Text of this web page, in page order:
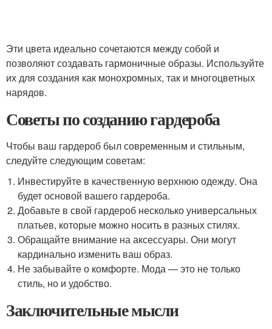
Эти цвета идеально сочетаются между собой и
позволяют создавать гармоничные образы. Используйте
их для создания как монохромных, так и многоцветных
нарядов.
Советы по созданию гардероба
Чтобы ваш гардероб был современным и стильным,
следуйте следующим советам:
Инвестируйте в качественную верхнюю одежду. Она
будет основой вашего гардероба.
Добавьте в свой гардероб несколько универсальных
платьев, которые можно носить в разных стилях.
Обращайте внимание на аксессуары. Они могут
кардинально изменить ваш образ.
Не забывайте о комфорте. Мода — это не только
стиль, но и удобство.
Заключительные мысли